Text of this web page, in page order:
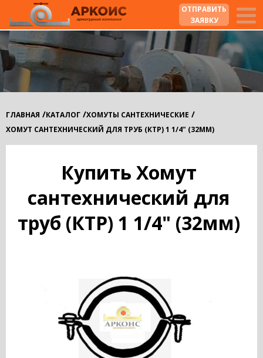
ОТПРАВИТЬ
ЗАЯВКУ
ГЛАВНАЯ /КАТАЛОГ /ХОМУТЫ САНТЕХНИЧЕСКИЕ /
ХОМУТ САНТЕХНИЧЕСКИЙ ДЛЯ ТРУБ (КТР) 1 1/4" (32ММ)
Купить Хомут
сантехнический для
труб (КТР) 1 1/4" (32мм)